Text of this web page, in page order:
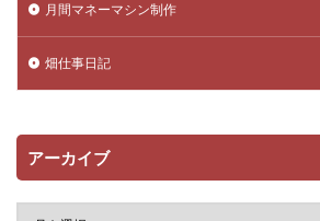
月間マネーマシン制作
畑仕事日記
アーカイブ